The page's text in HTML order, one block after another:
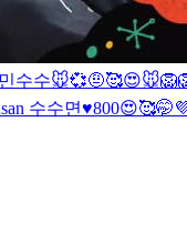
수수🐭💞🤨🥰😍🐭🦁
수수면♥️